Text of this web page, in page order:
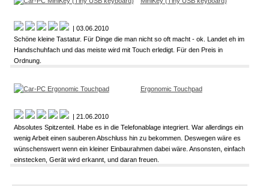
| 03.06.2010
Schöne kleine Tastatur. Für Dinge die man nicht so oft macht - ok. Landet eh im
Handschuhfach und das meiste wird mit Touch erledigt. Für den Preis in
Ordnung.
Ergonomic Touchpad
| 21.06.2010
Absolutes Spitzenteil. Habe es in die Telefonablage integriert. War allerdings ein
wenig Arbeit einen sauberen Abschluss hin zu bekommen. Deswegen wäre es
wünschenswert wenn ein kleiner Einbaurahmen dabei wäre. Ansonsten, einfach
einstecken, Gerät wird erkannt, und daran freuen.